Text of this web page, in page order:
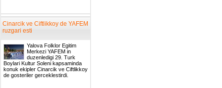
Cinarcik ve Ciftlikkoy de YAFEM
ruzgari esti
Yalova Folklor Egitim
Merkezi YAFEM in
duzenledigi 29. Turk
Boylari Kultur Soleni kapsaminda
konuk ekipler Cinarcik ve Ciftlikkoy
de gosteriler gerceklestirdi.